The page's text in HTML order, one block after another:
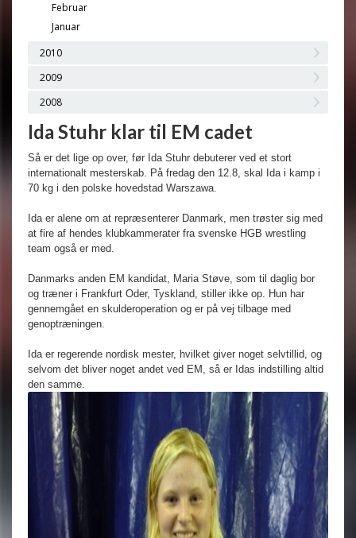
Februar
Januar
2010
2009
2008
Ida Stuhr klar til EM cadet
Så er det lige op over, før Ida Stuhr debuterer ved et stort
internationalt mesterskab. På fredag den 12.8, skal Ida i kamp i
70 kg i den polske hovedstad Warszawa.
Ida er alene om at repræsenterer Danmark, men trøster sig med
at fire af hendes klubkammerater fra svenske HGB wrestling
team også er med.
Danmarks anden EM kandidat, Maria Støve, som til daglig bor
og træner i Frankfurt Oder, Tyskland, stiller ikke op. Hun har
gennemgået en skulderoperation og er på vej tilbage med
genoptræningen.
Ida er regerende nordisk mester, hvilket giver noget selvtillid, og
selvom det bliver noget andet ved EM, så er Idas indstilling altid
den samme.